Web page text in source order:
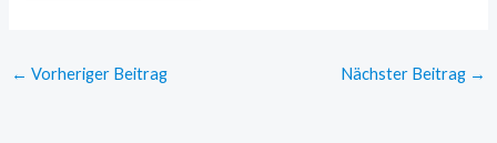
← Vorheriger Beitrag Nächster Beitrag →